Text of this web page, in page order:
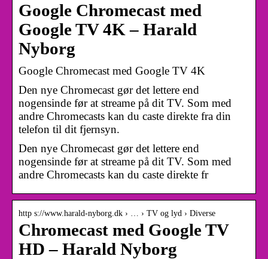
Google Chromecast med
Google TV 4K – Harald
Nyborg
Google Chromecast med Google TV 4K
Den nye Chromecast gør det lettere end
nogensinde før at streame på dit TV. Som med
andre Chromecasts kan du caste direkte fra din
telefon til dit fjernsyn.
Den nye Chromecast gør det lettere end
nogensinde før at streame på dit TV. Som med
andre Chromecasts kan du caste direkte fr
http s://www.harald-nyborg.dk › … › TV og lyd › Diverse
Chromecast med Google TV
HD – Harald Nyborg